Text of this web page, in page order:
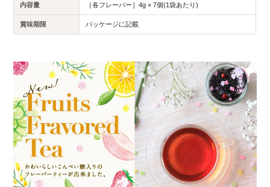
内容量 ［各フレーバー］4g × 7個(1袋あたり)
賞味期限 パッケージに記載